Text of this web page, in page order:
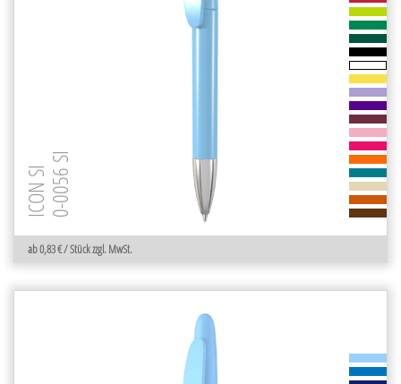
ab 0,83 € / Stück zzgl. MwSt.
ICON SI0-0056 SI